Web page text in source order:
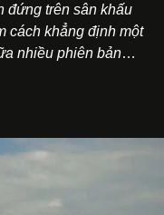
đứng trên sân khấu
cách khẳng định một
nhiều phiên bản
risk" khác, ngoài